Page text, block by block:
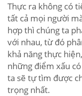
Thực ra không có
tất cả mọi người
hợp thì chúng ta
với nhau, từ đó
khả năng thực
những điểm xấu
ta sẽ tự tìm được
trọng nhất.